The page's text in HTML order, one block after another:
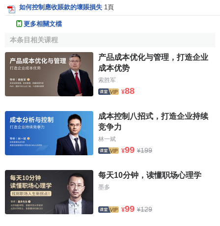
合同措施除了要保證整個建設工程總體合同結構合理、
性，並作出與 特定風險
保證和預付款保證等。
技術措施時在建設 工程施工過程中常用的預防損失措
施，如地基加固、周圍建築物防護、材料檢測等。與其他幾
兩方面的代價，應當慎重比較後選擇。
2．災難計劃
災難計劃是一組事先編製好的、目的明確的工作程式和
重的、惡性的緊急事件發生後，不至於驚慌失措，也不需要
臨時討論研究應對措施，可以做到從容不迫、及時、妥善地
處理，從而減少人員傷亡以及財產和經濟損失。
如何控制應收賬款的壞賬損失 1頁
更多相關文檔
本条目相关课程
产品成本优化与管理，打造企业
成本优势
索胜军
¥88
成本控制八招式，打造企业持续
竞争力
林一斌
¥99 ¥199
每天10分钟，读懂职场心理学
墨多
¥99 ¥129